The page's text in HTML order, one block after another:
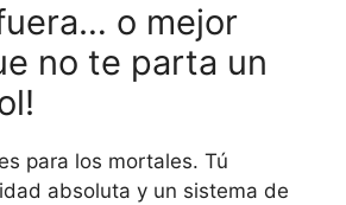
o mejor
no te parta un
es para los mortales. Tú
absoluta y un sistema de